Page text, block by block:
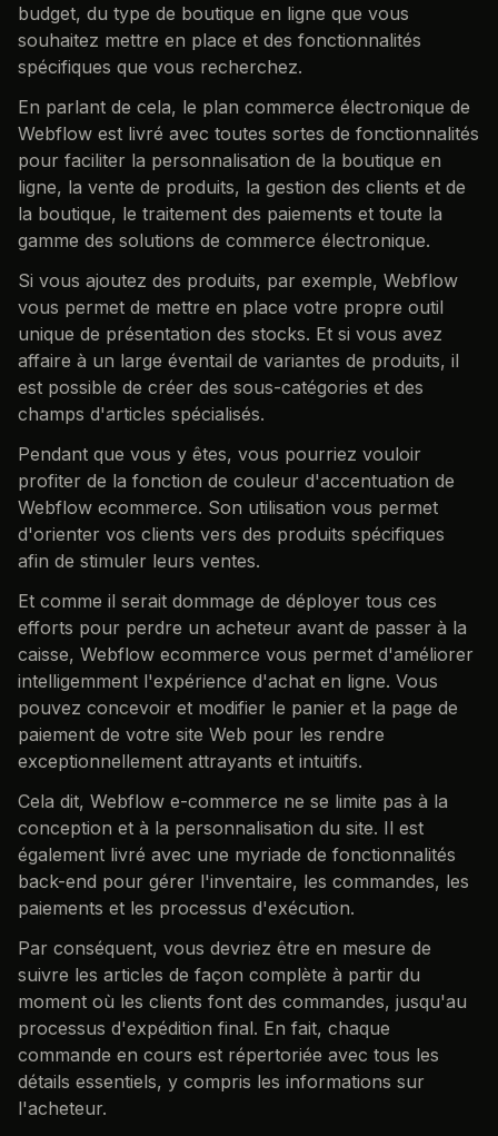
budget, du type de boutique en ligne que vous
souhaitez mettre en place et des fonctionnalités
spécifiques que vous recherchez.
En parlant de cela, le plan commerce électronique de
Webflow est livré avec toutes sortes de fonctionnalités
pour faciliter la personnalisation de la boutique en
ligne, la vente de produits, la gestion des clients et de
la boutique, le traitement des paiements et toute la
gamme des solutions de commerce électronique.
Si vous ajoutez des produits, par exemple, Webflow
vous permet de mettre en place votre propre outil
unique de présentation des stocks. Et si vous avez
affaire à un large éventail de variantes de produits, il
est possible de créer des sous-catégories et des
champs d'articles spécialisés.
Pendant que vous y êtes, vous pourriez vouloir
profiter de la fonction de couleur d'accentuation de
Webflow ecommerce. Son utilisation vous permet
d'orienter vos clients vers des produits spécifiques
afin de stimuler leurs ventes.
Et comme il serait dommage de déployer tous ces
efforts pour perdre un acheteur avant de passer à la
caisse, Webflow ecommerce vous permet d'améliorer
intelligemment l'expérience d'achat en ligne. Vous
pouvez concevoir et modifier le panier et la page de
paiement de votre site Web pour les rendre
exceptionnellement attrayants et intuitifs.
Cela dit, Webflow e-commerce ne se limite pas à la
conception et à la personnalisation du site. Il est
également livré avec une myriade de fonctionnalités
back-end pour gérer l'inventaire, les commandes, les
paiements et les processus d'exécution.
Par conséquent, vous devriez être en mesure de
suivre les articles de façon complète à partir du
moment où les clients font des commandes, jusqu'au
processus d'expédition final. En fait, chaque
commande en cours est répertoriée avec tous les
détails essentiels, y compris les informations sur
l'acheteur.